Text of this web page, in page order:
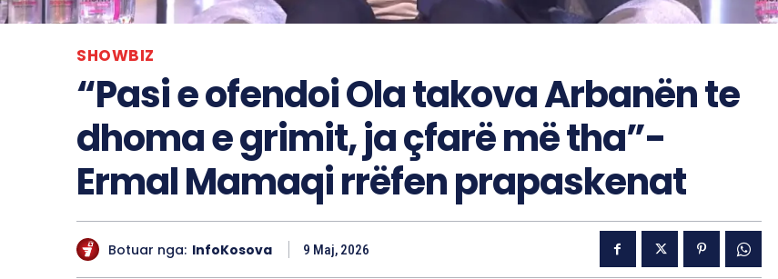
SHOWBIZ
“Pasi e ofendoi Ola takova Arbanën te
dhoma e grimit, ja çfarë më tha”-
Ermal Mamaqi rrëfen prapaskenat
Botuar nga: InfoKosova 9 Maj, 2026